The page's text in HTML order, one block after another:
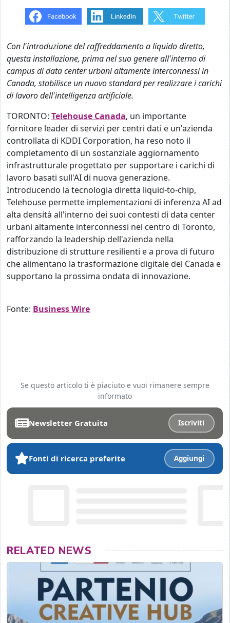
Con l'introduzione del raffreddamento a liquido diretto,
questa installazione, prima nel suo genere all'interno di
campus di data center urbani altamente interconnessi in
Canada, stabilisce un nuovo standard per realizzare i carichi
di lavoro dell'intelligenza artificiale.
TORONTO: Telehouse Canada, un importante
fornitore leader di servizi per centri dati e un'azienda
controllata di KDDI Corporation, ha reso noto il
completamento di un sostanziale aggiornamento
infrastrutturale progettato per supportare i carichi di
lavoro basati sull'AI di nuova generazione.
Introducendo la tecnologia diretta liquid‑to‑chip,
Telehouse permette implementazioni di inferenza AI ad
alta densità all'interno dei suoi contesti di data center
urbani altamente interconnessi nel centro di Toronto,
rafforzando la leadership dell'azienda nella
distribuzione di strutture resilienti e a prova di futuro
che alimentano la trasformazione digitale del Canada e
supportano la prossima ondata di innovazione.
Fonte: Business Wire
Se questo articolo ti è piaciuto e vuoi rimanere sempre
informato
Newsletter Gratuita Iscriviti
Fonti di ricerca preferite Aggiungi
RELATED NEWS